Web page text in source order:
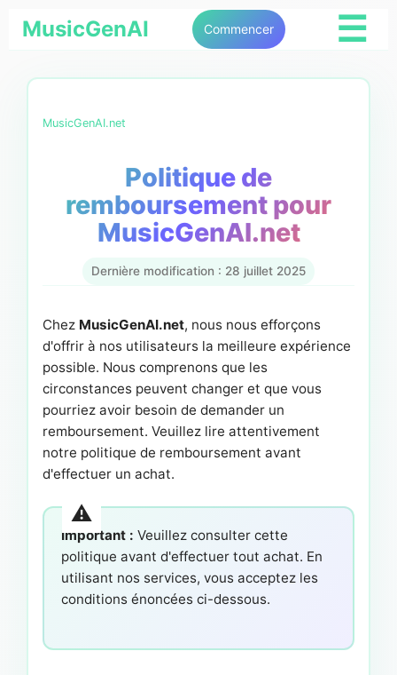
MusicGenAI Commencer ☰
MusicGenAI.net
Politique de
remboursement pour
MusicGenAI.net
Dernière modification : 28 juillet 2025
Chez MusicGenAI.net, nous nous efforçons
d'offrir à nos utilisateurs la meilleure expérience
possible. Nous comprenons que les
circonstances peuvent changer et que vous
pourriez avoir besoin de demander un
remboursement. Veuillez lire attentivement
notre politique de remboursement avant
d'effectuer un achat.
Important : Veuillez consulter cette
politique avant d'effectuer tout achat. En
utilisant nos services, vous acceptez les
conditions énoncées ci-dessous.